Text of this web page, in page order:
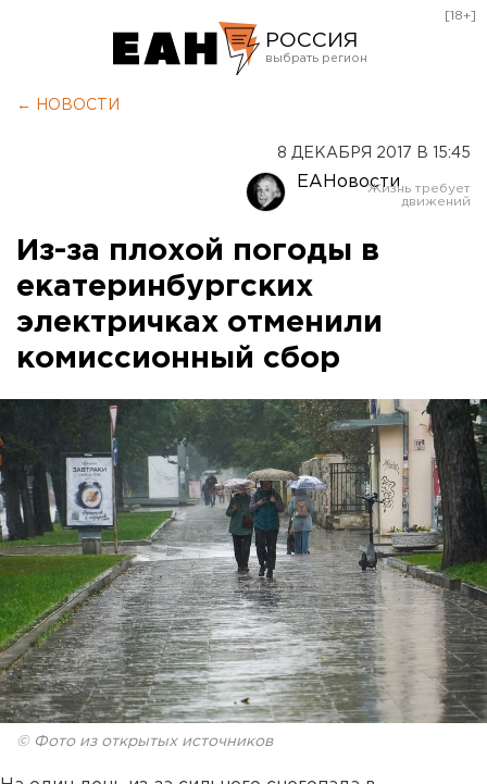
РОССИЯ
Оренбург
[18+]
← НОВОСТИ
8 ДЕКАБРЯ 2017 В 15:45
ЕАНовости
Из-за плохой погоды в
екатеринбургских
электричках отменили
комиссионный сбор
© Фото из открытых источников